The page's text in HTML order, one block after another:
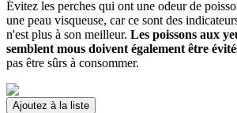
Évitez les perches qui ont une odeur de
une peau visqueuse, car ce sont des
n'est plus à son meilleur. Les poissons aux
semblent mous doivent également être
pas être sûrs à consommer.
Ajoutez à la liste